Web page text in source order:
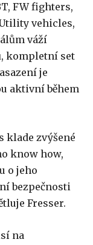
FW fighters,
Utility vehicles,
váží
kompletní set
je
aktivní během
klade zvýšené
know how,
o jeho
bezpečnosti
Fresser.
na